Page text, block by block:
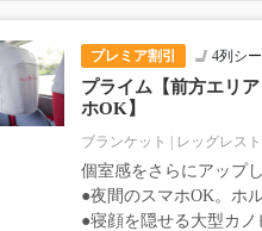
プレミア割引 4列シー
プライム【前方エリ
ホOK】
ブランケット レッグレスト
個室感をさらにアップ
●夜間のスマホOK。ホ
●寝顔を隠せる大型カ